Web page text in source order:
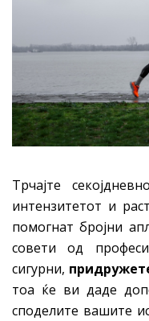
Трчајте
интензитетот и
помогнат бројни
совети од
сигурни,
тоа ќе ви даде
споделите вашите